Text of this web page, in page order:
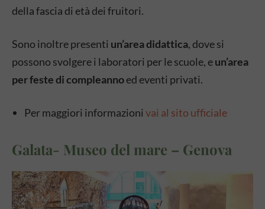
della fascia di età dei fruitori.
Sono inoltre presenti un’area didattica, dove si
possono svolgere i laboratori per le scuole, eun’area
per feste di compleannoed eventi privati.
Per maggiori informazioni vai al sito ufficiale
Galata- Museo del mare – Genova